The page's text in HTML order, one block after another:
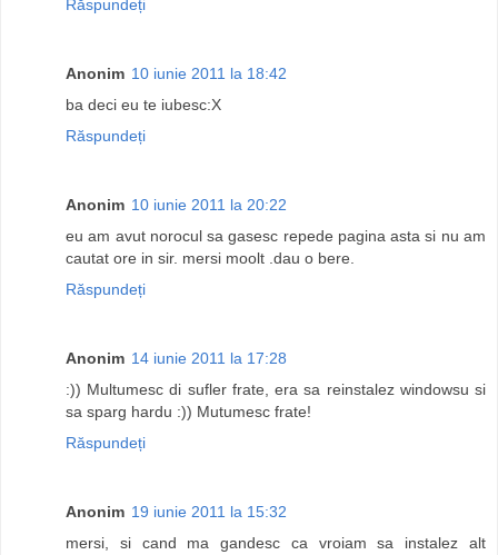
Răspundeți
Anonim 10 iunie 2011 la 18:42
ba deci eu te iubesc:X
Răspundeți
Anonim 10 iunie 2011 la 20:22
eu am avut norocul sa gasesc repede pagina asta si nu am
cautat ore in sir. mersi moolt .dau o bere.
Răspundeți
Anonim 14 iunie 2011 la 17:28
:)) Multumesc di sufler frate, era sa reinstalez windowsu si
sa sparg hardu :)) Mutumesc frate!
Răspundeți
Anonim 19 iunie 2011 la 15:32
mersi, si cand ma gandesc ca vroiam sa instalez alt